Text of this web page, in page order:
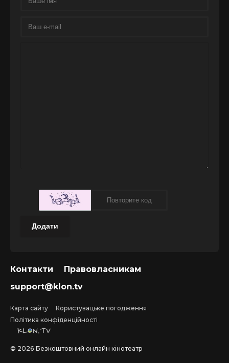
Додати
Контакти
Правовласникам
support@klon.tv
Карта сайту
Користувацьке погодження
Політика конфіденційності
© 2026 Безкоштовний онлайн кінотеатр